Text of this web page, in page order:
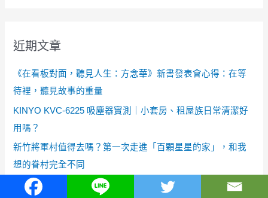
近期文章
《在看板對面，聽見人生：方念華》新書發表會心得：在等
待裡，聽見故事的重量
KINYO KVC-6225 吸塵器實測｜小套房、租屋族日常清潔好
用嗎？
新竹將軍村值得去嗎？第一次走進「百顆星星的家」，和我
想的眷村完全不同
新竹六燃走讀｜從大煙囪、地下油庫到霜毛蝠棲地的城市記